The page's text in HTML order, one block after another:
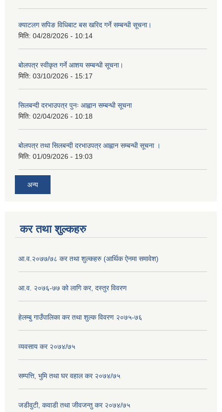
क्याटलग सपिङ विधिबाट बस खरिद गर्ने सम्बन्धी सूचना।
मिति: 04/28/2026 - 10:14
बोलपत्र स्वीकृत गर्ने आशय सम्बन्धी सूचना।
मिति: 03/10/2026 - 15:17
सिलबन्दी दरभाउपत्र पुनः आह्वान सम्बन्धी सूचना
मिति: 02/04/2026 - 10:18
बोलपत्र तथा सिलबन्दी दरभाउपत्र आह्वान सम्बन्धी सूचना ।
मिति: 01/09/2026 - 19:03
अन्य
कर तथा शुल्कहरु
आ.व.२०७७/७८ कर तथा शुल्कहरु (आर्थिक ऐनमा समावेश)
आ.व. २०७६-७७ को लागि कर, दस्तुर विवरण
हेलम्बु गाउँपालिका कर तथा शुल्क विवरण २०७५-७६
व्यवसाय कर २०७४/७५
सम्पत्ति, भुमि तथा घर वहाल कर २०७४/७५
जडीवुटी, कवाडी तथा जीवजन्तु कर २०७४/७५